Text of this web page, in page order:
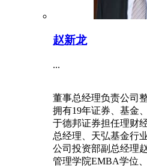
赵新龙
...
董事总经理负责公司
拥有19年证券、基金
于德邦证券担任理财
总经理、天弘基金行
公司投资部副总经理
管理学院EMBA学位